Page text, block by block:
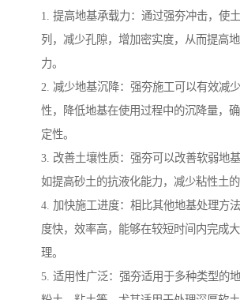
1. 提高地基承载力：通过强夯冲击，使
列，减少孔隙，增加密实度，从而提高
力。
2. 减少地基沉降：强夯施工可以有效减
性，降低地基在使用过程中的沉降量，
定性。
3. 改善土壤性质：强夯可以改善软弱地基
如提高砂土的抗液化能力，减少粘性土的
4. 加快施工进度：相比其他地基处理方
度快，效率高，能够在较短时间内完成
理。
5. 适用性广泛：强夯适用于多种类型的地